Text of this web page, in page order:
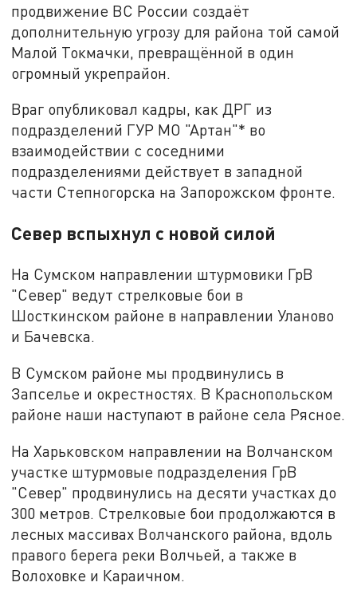
продвижение ВС России создаёт
дополнительную угрозу для района той самой
Малой Токмачки, превращённой в один
огромный укрепрайон.
Враг опубликовал кадры, как ДРГ из
подразделений ГУР МО "Артан"* во
взаимодействии с соседними
подразделениями действует в западной
части Степногорска на Запорожском фронте.
Север вспыхнул с новой силой
На Сумском направлении штурмовики ГрВ
"Север" ведут стрелковые бои в
Шосткинском районе в направлении Уланово
и Бачевска.
В Сумском районе мы продвинулись в
Запселье и окрестностях. В Краснопольском
районе наши наступают в районе села Рясное.
На Харьковском направлении на Волчанском
участке штурмовые подразделения ГрВ
"Север" продвинулись на десяти участках до
300 метров. Стрелковые бои продолжаются в
лесных массивах Волчанского района, вдоль
правого берега реки Волчьей, а также в
Волоховке и Караичном.